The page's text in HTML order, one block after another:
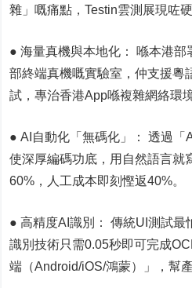
雜」嘅痛點，Testin雲測展現咗硬
● 海量真機與本地化： 喺本港
部終端真機嘅實驗室，仲支援粵
試，專治香港App喺複雜網絡環
● AI自動化「無碼化」： 透過「
使深厚編碼功底，用自然語言就
60%，人工成本即刻慳返40%。
● 高精度AI識別： 傳統UI測試最
識別技術只需0.05秒即可完成
端（Android/iOS/鴻蒙）」，幫